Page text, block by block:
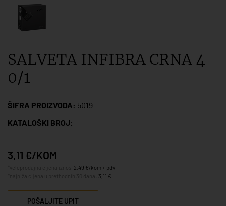
SALVETA INFIBRA CRNA 4
0/1
ŠIFRA PROIZVODA: 5019
KATALOŠKI BROJ:
3,11 €/KOM
2,49 €/kom + pdv
3,11 €
POŠALJITE UPIT